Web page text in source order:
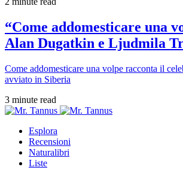
“Come addomesticare una
Alan Dugatkin e Ljudmila
Come addomesticare una volpe racconta il
avviato in Siberia
3 minute read
Esplora
Recensioni
Naturalibri
Liste